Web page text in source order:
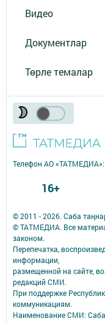
Видео
Документлар
Төрле темалар
© 2011 - 2026. Саба
© ТАТМЕДИА. Все
законом.
Перепечатка,
информации,
размещенной на сайте,
редакций СМИ.
При поддержке
коммуникациям.
Наименование СМИ:
Телефон АО «ТАТМЕДИА»:
16+